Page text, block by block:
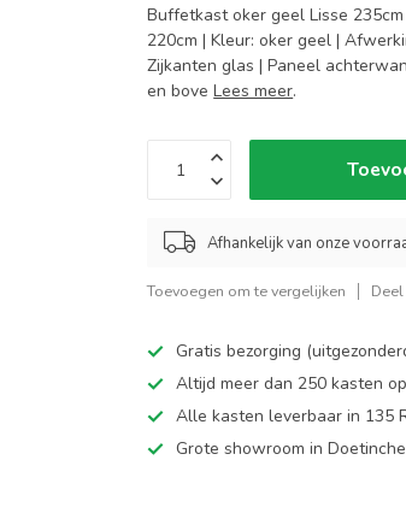
Buffetkast oker geel Lisse
220cm | Kleur: oker geel |
Zijkanten glas | Paneel
en boveLees meer.
Afhankelijk van onze
Toevoegen om te vergelijken
Gratis bezorging
Altijd meer dan 250 kasten
Alle kasten leverbaar in 135
Grote showroom in